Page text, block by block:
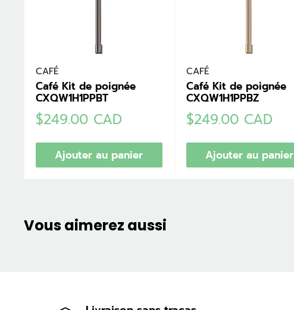
CAFÉ
Café Kit de poignée
CXQW1H1PPBT
Prix
$249.00 CAD
Ajouter au panier
CAFÉ
Café Kit de poignée
CXQW1H1PPBZ
Prix
$249.00 CAD
Ajouter au panier
Vous aimerez aussi